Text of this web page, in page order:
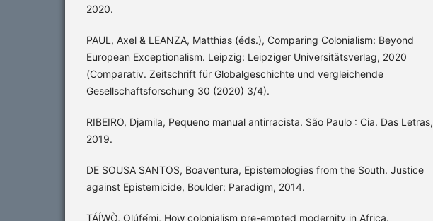
2020.
PAUL, Axel & LEANZA, Matthias (éds.), Comparing Colonialism: Beyond
European Exceptionalism. Leipzig: Leipziger Universitätsverlag, 2020
(Comparativ. Zeitschrift für Globalgeschichte und vergleichende
Gesellschaftsforschung 30 (2020) 3/4).
RIBEIRO, Djamila, Pequeno manual antirracista. São Paulo : Cia. Das Letras,
2019.
DE SOUSA SANTOS, Boaventura, Epistemologies from the South. Justice
against Epistemicide, Boulder: Paradigm, 2014.
TÁÍWÒ, Olúfẹ́mi, How colonialism pre-empted modernity in Africa.